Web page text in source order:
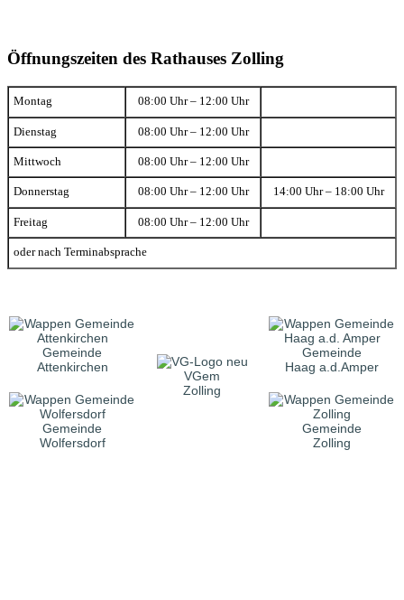
Öffnungszeiten des Rathauses Zolling
Montag 08:00 Uhr – 12:00 Uhr
Dienstag 08:00 Uhr – 12:00 Uhr
Mittwoch 08:00 Uhr – 12:00 Uhr
Donnerstag 08:00 Uhr – 12:00 Uhr 14:00 Uhr – 18:00 Uhr
Freitag 08:00 Uhr – 12:00 Uhr
oder nach Terminabsprache
Gemeinde
Attenkirchen
VGem
Zolling
Gemeinde
Haag a.d.Amper
Gemeinde
Wolfersdorf
Gemeinde
Zolling